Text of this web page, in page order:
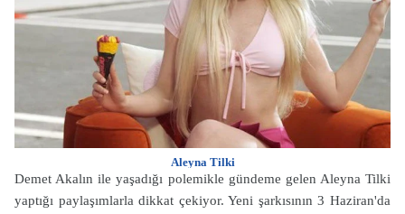
Aleyna Tilki
Demet Akalın ile yaşadığı polemikle gündeme gelen Aleyna Tilki
yaptığı paylaşımlarla dikkat çekiyor. Yeni şarkısının 3 Haziran'da